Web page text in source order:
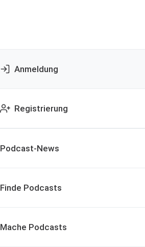
Anmeldung
Registrierung
Podcast-News
Finde Podcasts
Mache Podcasts